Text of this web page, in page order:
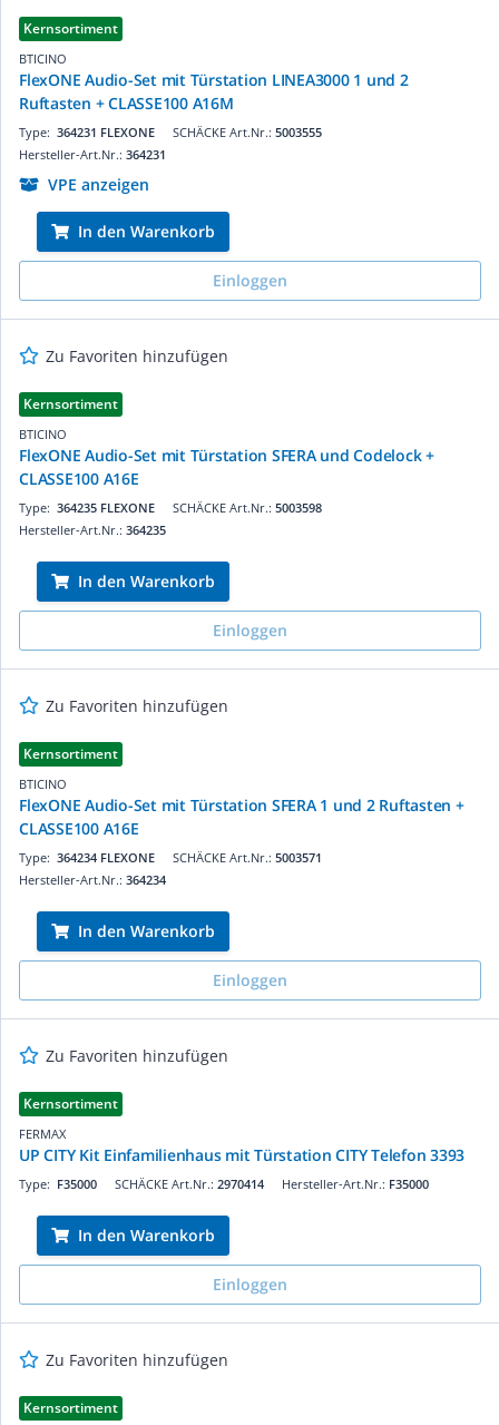
Kernsortiment
BTICINO
FlexONE Audio-Set mit Türstation LINEA3000 1 und 2
Ruftasten + CLASSE100 A16M
SCHÄCKE Art.Nr.: 5003555
Type: 364231 FLEXONE
Hersteller-Art.Nr.: 364231
VPE anzeigen
In den Warenkorb
Einloggen
Zu Favoriten hinzufügen
Kernsortiment
BTICINO
FlexONE Audio-Set mit Türstation SFERA und Codelock +
CLASSE100 A16E
SCHÄCKE Art.Nr.: 5003598
Type: 364235 FLEXONE
Hersteller-Art.Nr.: 364235
In den Warenkorb
Einloggen
Zu Favoriten hinzufügen
Kernsortiment
BTICINO
FlexONE Audio-Set mit Türstation SFERA 1 und 2 Ruftasten +
CLASSE100 A16E
SCHÄCKE Art.Nr.: 5003571
Type: 364234 FLEXONE
Hersteller-Art.Nr.: 364234
In den Warenkorb
Einloggen
Zu Favoriten hinzufügen
Kernsortiment
FERMAX
UP CITY Kit Einfamilienhaus mit Türstation CITY Telefon 3393
SCHÄCKE Art.Nr.: 2970414
Type: F35000 Hersteller-Art.Nr.: F35000
In den Warenkorb
Einloggen
Zu Favoriten hinzufügen
Kernsortiment